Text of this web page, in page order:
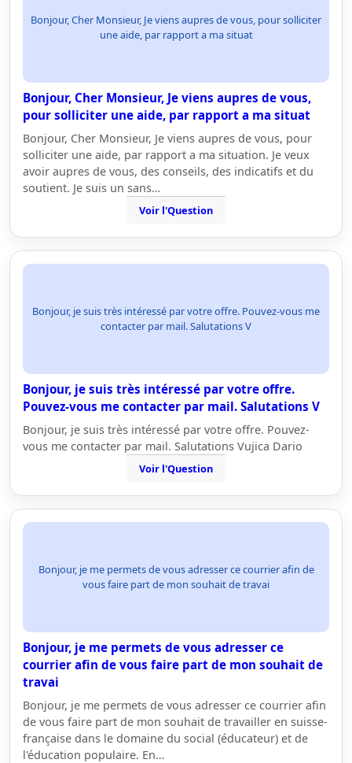
Bonjour, Cher Monsieur, Je viens aupres de vous, pour solliciter
une aide, par rapport a ma situat
Bonjour, Cher Monsieur, Je viens aupres de vous,
pour solliciter une aide, par rapport a ma situat
Bonjour, Cher Monsieur, Je viens aupres de vous, pour
solliciter une aide, par rapport a ma situation. Je veux
avoir aupres de vous, des conseils, des indicatifs et du
soutient. Je suis un sans…
Voir l'Question
Bonjour, je suis très intéressé par votre offre. Pouvez-vous me
contacter par mail. Salutations V
Bonjour, je suis très intéressé par votre offre.
Pouvez-vous me contacter par mail. Salutations V
Bonjour, je suis très intéressé par votre offre. Pouvez-
vous me contacter par mail. Salutations Vujica Dario
Voir l'Question
Bonjour, je me permets de vous adresser ce courrier afin de
vous faire part de mon souhait de travai
Bonjour, je me permets de vous adresser ce
courrier afin de vous faire part de mon souhait de
travai
Bonjour, je me permets de vous adresser ce courrier afin
de vous faire part de mon souhait de travailler en suisse-
française dans le domaine du social (éducateur) et de
l'éducation populaire. En…